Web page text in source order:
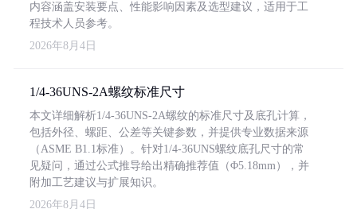
内容涵盖安装要点、性能影响因素及选型建议，适用于工
程技术人员参考。
2026年8月4日
1/4-36UNS-2A螺纹标准尺寸
本文详细解析1/4-36UNS-2A螺纹的标准尺寸及底孔计算，
包括外径、螺距、公差等关键参数，并提供专业数据来源
（ASME B1.1标准）。针对1/4-36UNS螺纹底孔尺寸的常
见疑问，通过公式推导给出精确推荐值（Φ5.18mm），并
附加工艺建议与扩展知识。
2026年8月4日